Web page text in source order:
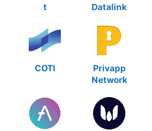
t
Datalink
COTI
Privapp
Network